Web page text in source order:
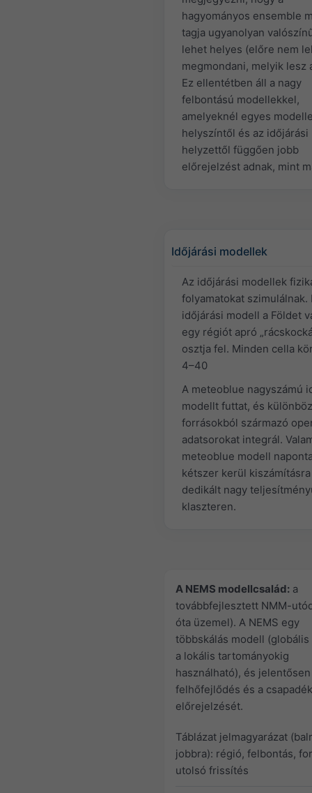
hagyományos ensemble
tagja ugyanolyan
lehet helyes (előre nem
megmondani, melyik lesz
Ez ellentétben áll a nagy
felbontású modellekkel,
amelyeknél egyes
helyszíntől és az időjárási
helyzettől függően jobb
előrejelzést adnak, mint
Időjárási modellek
Az időjárási modellek
folyamatokat szimulálnak.
időjárási modell a Földet
egy régiót apró
osztja fel. Minden cella
4–40
A meteoblue nagyszámú
modellt futtat, és
forrásokból származó
adatsorokat integrál.
meteoblue modell
kétszer kerül
dedikált nagy
klaszteren.
A NEMS modellcsalád: a
továbbfejlesztett NMM-
óta üzemel). A NEMS egy
többskálás modell
a lokális tartományokig
használható), és
felhőfejlődés és a csapadék
előrejelzését.
Táblázat jelmagyarázat
jobbra): régió, felbontás,
utolsó frissítés